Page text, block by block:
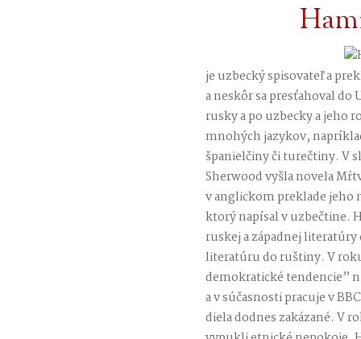
je uzbecký spisovateľ a
a neskôr sa presťahoval do
rusky a po uzbecky a jeho
mnohých jazykov,
španielčiny či turečtiny. V
Sherwood vyšla novela
v anglickom preklade jeho
ktorý napísal v uzbečtine.
ruskej a západnej
literatúru do ruštiny. V
demokratické tendencie”
a v súčasnosti pracuje v
diela dodnes zakázané. V